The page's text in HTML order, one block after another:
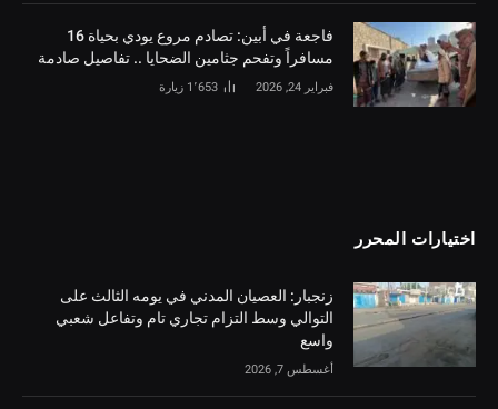
فاجعة في أبين: تصادم مروع يودي بحياة 16
مسافراً وتفحم جثامين الضحايا .. تفاصيل صادمة
فبراير 24, 2026 1٬653 زيارة
اختيارات المحرر
زنجبار: العصيان المدني في يومه الثالث على
التوالي وسط التزام تجاري تام وتفاعل شعبي
واسع
أغسطس 7, 2026